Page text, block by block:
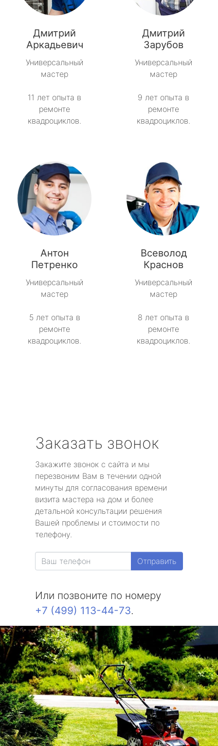
Дмитрий
Аркадьевич
Универсальный
мастер
11 лет опыта в
ремонте
квадроциклов.
Дмитрий
Зарубов
Универсальный
мастер
9 лет опыта в
ремонте
квадроциклов.
Антон
Петренко
Универсальный
мастер
5 лет опыта в
ремонте
квадроциклов.
Всеволод
Краснов
Универсальный
мастер
8 лет опыта в
ремонте
квадроциклов.
Заказать звонок
Закажите звонок с сайта и мы
перезвоним Вам в течении одной
минуты для согласования времени
визита мастера на дом и более
детальной консультации решения
Вашей проблемы и стоимости по
телефону.
Отправить
Или позвоните по номеру
+7 (499) 113-44-73.